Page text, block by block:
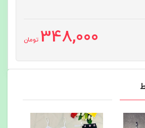
348,000 تومان